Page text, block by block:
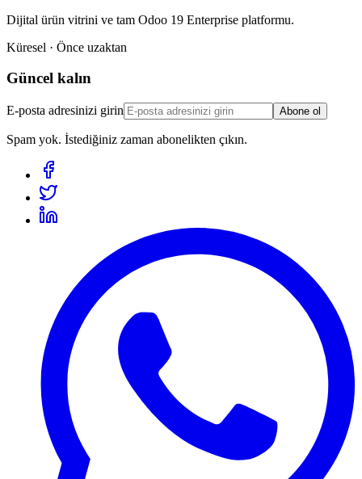
Dijital ürün vitrini ve tam Odoo 19 Enterprise platformu.
Küresel · Önce uzaktan
Güncel kalın
E-posta adresinizi girin Abone ol
Spam yok. İstediğiniz zaman abonelikten çıkın.